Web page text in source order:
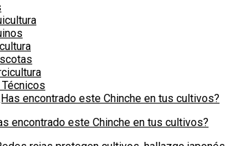
encontrado este Chinche en tus cultivos?